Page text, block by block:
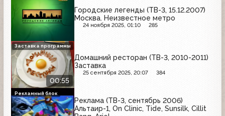
Городские легенды (ТВ-3, 15.12.2007)
Москва. Неизвестное метро
24 ноября 2025, 01:10 285
00:55
Домашний ресторан (ТВ-3, 2010-2011)
Заставка
25 сентября 2025, 20:07 384
Заставка программы
Реклама (ТВ-3, сентябрь 2006)
Альтаир-1, On Clinic, Tide, Sunsilk, Cillit
Рекламный блок